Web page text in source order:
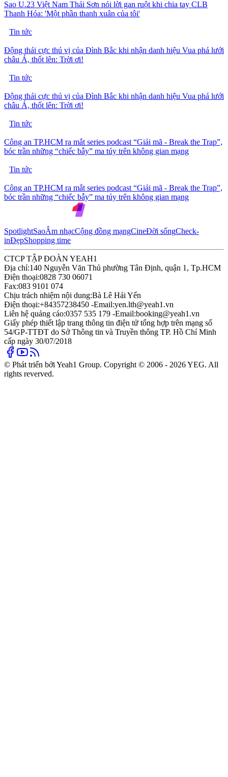
Sao U.23 Việt Nam Thái Sơn nói lời gan ruột khi chia tay CLB
Thanh Hóa: 'Một phần thanh xuân của tôi'
Tin tức
Động thái cực thú vị của Đình Bắc khi nhận danh hiệu Vua phá lưới
châu Á, thốt lên: Trời ơi!
Tin tức
Động thái cực thú vị của Đình Bắc khi nhận danh hiệu Vua phá lưới
châu Á, thốt lên: Trời ơi!
Tin tức
Công an TP.HCM ra mắt series podcast “Giải mã - Break the Trap”,
bóc trần những “chiếc bẫy” ma túy trên không gian mạng
Tin tức
Công an TP.HCM ra mắt series podcast “Giải mã - Break the Trap”,
bóc trần những “chiếc bẫy” ma túy trên không gian mạng
SpotlightSaoÂm nhạcCộng đồng mạngCineĐời sốngCheck-
inĐẹpShopping time
CTCP TẬP ĐOÀN YEAH1
Địa chỉ:140 Nguyễn Văn Thủ phường Tân Định, quận 1, Tp.HCM
Điện thoại:0828 730 06071
Fax:083 9101 074
Chịu trách nhiệm nội dung:Bà Lê Hải Yến
Điện thoại:+84357238450 -Email:yen.lth@yeah1.vn
Liên hệ quảng cáo:0357 535 179 -Email:booking@yeah1.vn
Giấy phép thiết lập trang thông tin điện tử tổng hợp trên mạng số
54/GP-TTĐT do Sở Thông tin và Truyền thông TP. Hồ Chí Minh
cấp ngày 30/07/2018
© Phát triển bởi Yeah1 Group. Copyright © 2006 - 2026 YEG. All
rights reverved.